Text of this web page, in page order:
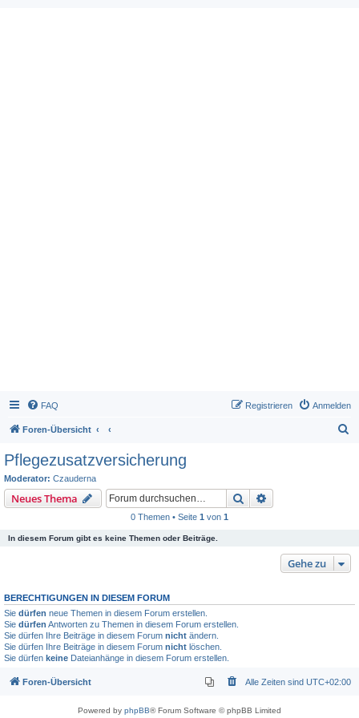
FAQ Anmelden
Registrieren
Foren-Übersicht
Pflegezusatzversicherung
Moderator: Czauderna
Neues Thema Suche
0 Themen • Seite 1 von 1
In diesem Forum gibt es keine Themen oder Beiträge.
Gehe zu
BERECHTIGUNGEN IN DIESEM FORUM
Sie dürfen neue Themen in diesem Forum erstellen.
Sie dürfen Antworten zu Themen in diesem Forum erstellen.
Sie dürfen Ihre Beiträge in diesem Forum nicht ändern.
Sie dürfen Ihre Beiträge in diesem Forum nicht löschen.
Sie dürfen keine Dateianhänge in diesem Forum erstellen.
Foren-Übersicht Alle Zeiten sind UTC+02:00
Powered by phpBB® Forum Software © phpBB Limited